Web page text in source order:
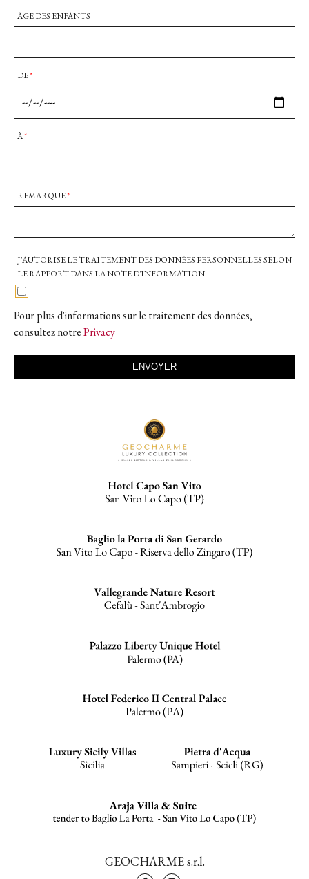
ÂGE DES ENFANTS
DE*
À*
REMARQUE*
J'AUTORISE LE TRAITEMENT DES DONNÉES PERSONNELLES SELON
LE RAPPORT DANS LA NOTE D'INFORMATION
Pour plus d'informations sur le traitement des données,
consultez notrePrivacy
GEOCHARME s.r.l.